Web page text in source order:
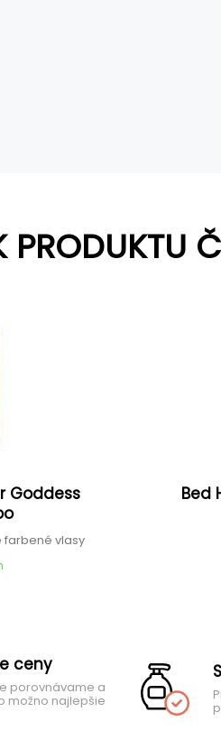
PRODUKTU
Goddess
farbené vlasy
Bed
ceny
porovnávame a
možno najlepšie